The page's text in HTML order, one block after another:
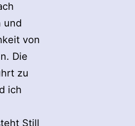
und
von
Die
zu
ich
Still